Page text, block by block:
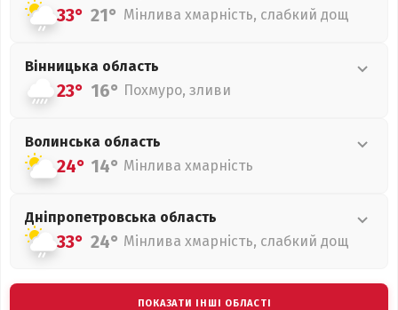
33° 21° Мінлива хмарність, слабкий дощ
Вінницька область
23° 16° Похмуро, зливи
Волинська область
24° 14° Мінлива хмарність
Дніпропетровська область
33° 24° Мінлива хмарність, слабкий дощ
ПОКАЗАТИ ІНШІ ОБЛАСТІ